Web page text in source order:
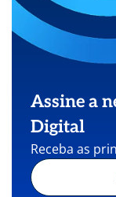
Assine a
Digital
Receba as